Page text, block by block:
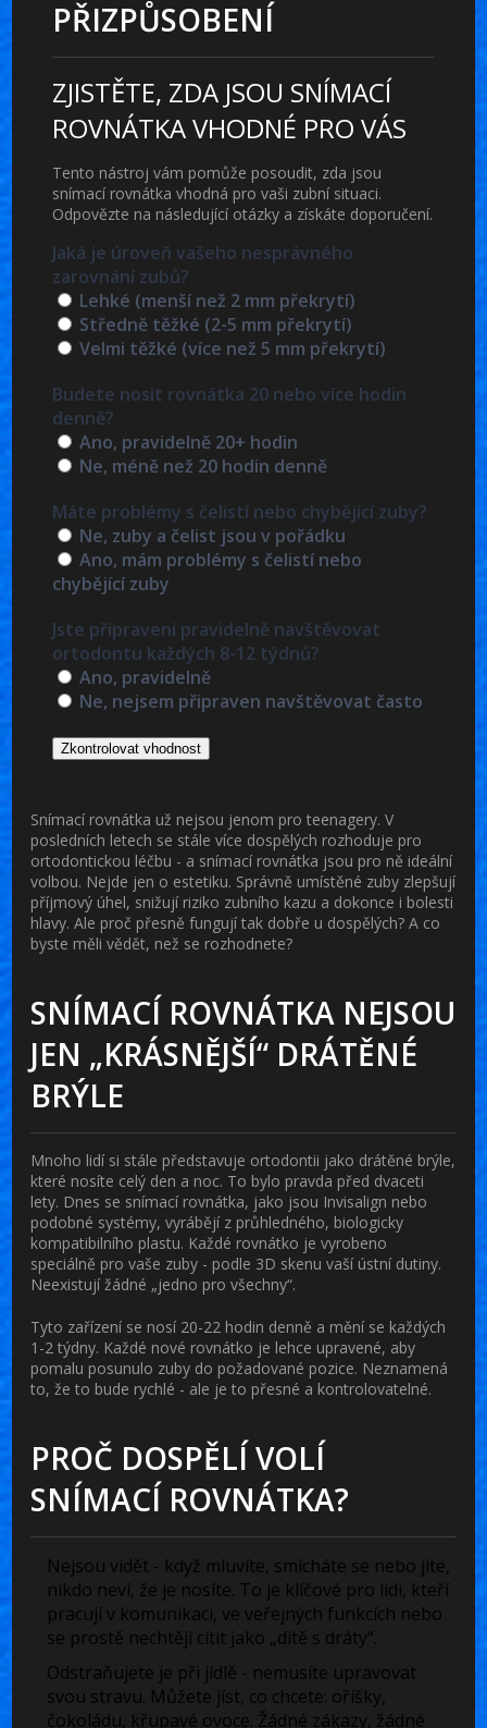
PŘIZPŮSOBENÍ
ZJISTĚTE, ZDA JSOU SNÍMACÍ
ROVNÁTKA VHODNÉ PRO VÁS
Tento nástroj vám pomůže posoudit, zda jsou
snímací rovnátka vhodná pro vaši zubní situaci.
Odpovězte na následující otázky a získáte doporučení.
Jaká je úroveň vašeho nesprávného
zarovnání zubů?
Lehké (menší než 2 mm překrytí)
Středně těžké (2-5 mm překrytí)
Velmi těžké (více než 5 mm překrytí)
Budete nosit rovnátka 20 nebo více hodin
denně?
Ano, pravidelně 20+ hodin
Ne, méně než 20 hodin denně
Máte problémy s čelistí nebo chybějící zuby?
Ne, zuby a čelist jsou v pořádku
Ano, mám problémy s čelistí nebo
chybějící zuby
Jste připraveni pravidelně navštěvovat
ortodontu každých 8-12 týdnů?
Ano, pravidelně
Ne, nejsem připraven navštěvovat často
Zkontrolovat vhodnost
Snímací rovnátka už nejsou jenom pro teenagery. V
posledních letech se stále více dospělých rozhoduje pro
ortodontickou léčbu - a snímací rovnátka jsou pro ně ideální
volbou. Nejde jen o estetiku. Správně umístěné zuby zlepšují
příjmový úhel, snižují riziko zubního kazu a dokonce i bolesti
hlavy. Ale proč přesně fungují tak dobře u dospělých? A co
byste měli vědět, než se rozhodnete?
SNÍMACÍ ROVNÁTKA NEJSOU
JEN „KRÁSNĚJŠÍ“ DRÁTĚNÉ
BRÝLE
Mnoho lidí si stále představuje ortodontii jako drátěné brýle,
které nosíte celý den a noc. To bylo pravda před dvaceti
lety. Dnes se snímací rovnátka, jako jsou Invisalign nebo
podobné systémy, vyrábějí z průhledného, biologicky
kompatibilního plastu. Každé rovnátko je vyrobeno
speciálně pro vaše zuby - podle 3D skenu vaší ústní dutiny.
Neexistují žádné „jedno pro všechny“.
Tyto zařízení se nosí 20-22 hodin denně a mění se každých
1-2 týdny. Každé nové rovnátko je lehce upravené, aby
pomalu posunulo zuby do požadované pozice. Neznamená
to, že to bude rychlé - ale je to přesné a kontrolovatelné.
PROČ DOSPĚLÍ VOLÍ
SNÍMACÍ ROVNÁTKA?
Nejsou vidět - když mluvíte, smícháte se nebo jíte,
nikdo neví, že je nosíte. To je klíčové pro lidi, kteří
pracují v komunikaci, ve veřejných funkcích nebo
se prostě nechtějí cítit jako „dítě s dráty“.
Odstraňujete je při jídlě - nemusíte upravovat
svou stravu. Můžete jíst, co chcete: oříšky,
čokoládu, křupavé ovoce. Žádné zákazy, žádné